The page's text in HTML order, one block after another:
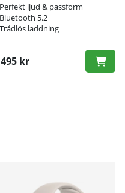
ljud & passform
5.2
laddning
kr